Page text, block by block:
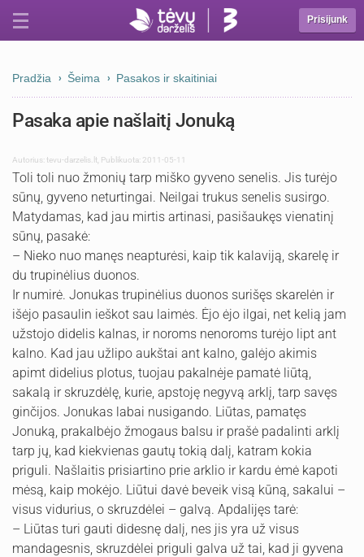
Prisijunk
Pradžia Šeima Pasakos ir skaitiniai
Pasaka apie našlaitį Jonuką
Autorius:tevu-darzelis.lt Publikuota: 2011-05-11
Toli toli nuo žmonių tarp miško gyveno senelis. Jis turėjo
sūnų, gyveno neturtingai. Neilgai trukus senelis susirgo.
Matydamas, kad jau mirtis artinasi, pasišaukęs vienatinį
sūnų, pasakė:
– Nieko nuo manęs neapturėsi, kaip tik kalaviją, skarelę ir
du trupinėlius duonos.
Ir numirė. Jonukas trupinėlius duonos surišęs skarelėn ir
išėjo pasaulin ieškot sau laimės. Ėjo ėjo ilgai, net kelią jam
užstojo didelis kalnas, ir noroms nenoroms turėjo lipt ant
kalno. Kad jau užlipo aukštai ant kalno, galėjo akimis
apimt didelius plotus, tuojau pakalnėje pamatė liūtą,
sakalą ir skruzdėlę, kurie, apstoję negyvą arklį, tarp savęs
ginčijos. Jonukas labai nusigando. Liūtas, pamatęs
Jonuką, prakalbėjo žmogaus balsu ir prašė padalinti arklį
tarp jų, kad kiekvienas gautų tokią dalį, katram kokia
priguli. Našlaitis prisiartino prie arklio ir kardu ėmė kapoti
mėsą, kaip mokėjo. Liūtui davė beveik visą kūną, sakalui –
visus vidurius, o skruzdėlei – galvą. Apdalijęs tarė:
– Liūtas turi gauti didesnę dalį, nes jis yra už visus
mandagesnis, skruzdėlei priguli galva už tai, kad ji gyvena